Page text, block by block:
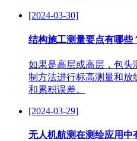
[2024-03-30]
结构施工测量要点有哪些
如果是高层或高层，包头
制方法进行标高测量和放
和累积误差。
[2024-03-29]
无人机航测在测绘应用中